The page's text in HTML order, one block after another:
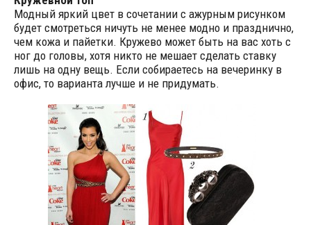
Модный яркий цвет в сочетании с ажурным рисунком
будет смотреться ничуть не менее модно и празднично,
чем кожа и пайетки. Кружево может быть на вас хоть с
ног до головы, хотя никто не мешает сделать ставку
лишь на одну вещь. Если собираетесь на вечеринку в
офис, то варианта лучше и не придумать.